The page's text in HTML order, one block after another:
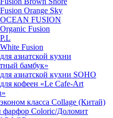
Orange Sky
FUSION
Fusion
Fusion
азиатской кухни
бамбук»
азиатской кухни SOHO
кофеен «Le Cafe-Art
класса Collage (Китай)
фарфор Coloric/Доломит